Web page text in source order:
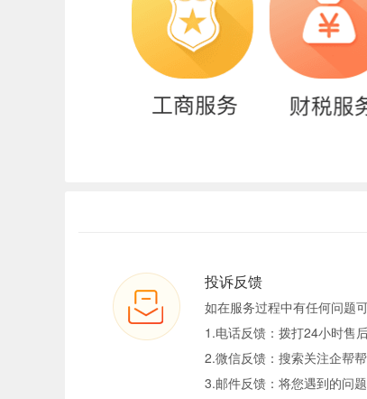
投诉反馈
如在服务过程中有任何问题
1.电话反馈：拨打24小时售
2.微信反馈：搜索关注企帮
3.邮件反馈：将您遇到的问